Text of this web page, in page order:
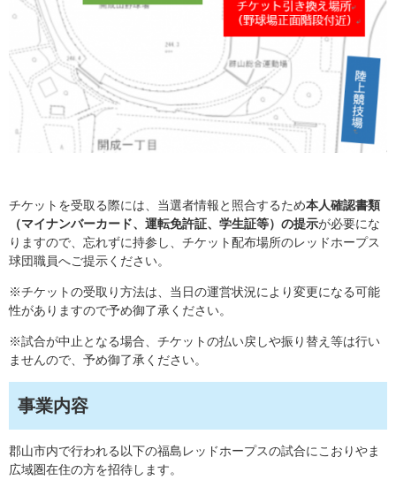
チケットを受取る際には、当選者情報と照合するため本人確認書類
（マイナンバーカード、運転免許証、学生証等）の提示が必要にな
りますので、忘れずに持参し、チケット配布場所のレッドホープス
球団職員へご提示ください。
※チケットの受取り方法は、当日の運営状況により変更になる可能
性がありますので予め御了承ください。
※試合が中止となる場合、チケットの払い戻しや振り替え等は行い
ませんので、予め御了承ください。
事業内容
郡山市内で行われる以下の福島レッドホープスの試合にこおりやま
広域圏在住の方を招待します。